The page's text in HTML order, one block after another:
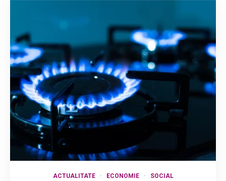
ACTUALITATE ECONOMIE SOCIAL